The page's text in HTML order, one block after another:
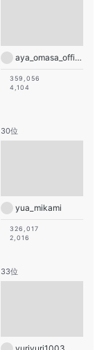
aya_omasa_official
359,056
4,104
30位
yua_mikami
326,017
2,016
33位
yuriyuri1003